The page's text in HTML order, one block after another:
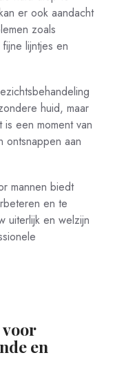
er ook aandacht
zoals
lijntjes en
huid, maar
een moment van
ontsnappen aan
mannen biedt
en te
uiterlijk en welzijn
voor
en